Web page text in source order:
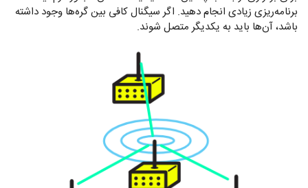
برنامه‌ریزی زیادی انجام دهید. اگر سیگنال کافی بین گره‌ها وجود داشته
باشد، آن‌ها باید به یکدیگر متصل شوند.